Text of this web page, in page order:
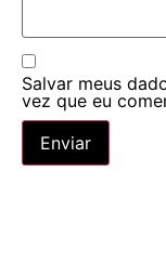
Salvar meus
vez que eu